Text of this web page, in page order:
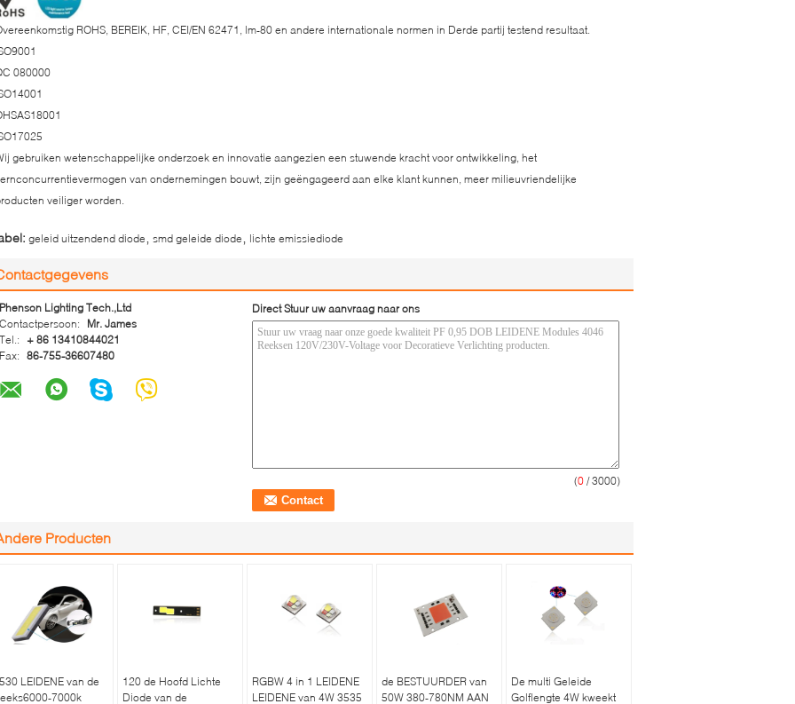
ROHS, BEREIK, HF, CEI/EN 62471, lm-80 en andere internationale normen in Derde partij testend resultaat.
080000
gebruiken wetenschappelijke onderzoek en innovatie aangezien een stuwende kracht voor ontwikkeling, het
van ondernemingen bouwt, zijn geëngageerd aan elke klant kunnen, meer milieuvriendelijke
veiliger worden.
geleid uitzendend diode smd geleide diode lichte emissiediode
Phenson Lighting Tech.,Ltd
Contactpersoon:
Mr. James
Tel.:
+ 86 13410844021
Fax: 86-755-36607480
Direct Stuur uw aanvraag naar ons
(0 / 3000)
Producten
LEIDENE van de
7000k
120 de Hoofd Lichte
Diode van de
RGBW 4 in 1 LEIDENE
LEIDENE van 4W 3535
de BESTUURDER van
50W 380-780NM AAN
De multi Geleide
Golflengte 4W kweekt